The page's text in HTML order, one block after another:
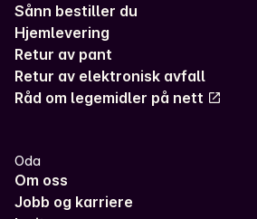
Sånn bestiller du
Hjemlevering
Retur av pant
Retur av elektronisk avfall
Råd om legemidler på nett
Oda
Om oss
Jobb og karriere